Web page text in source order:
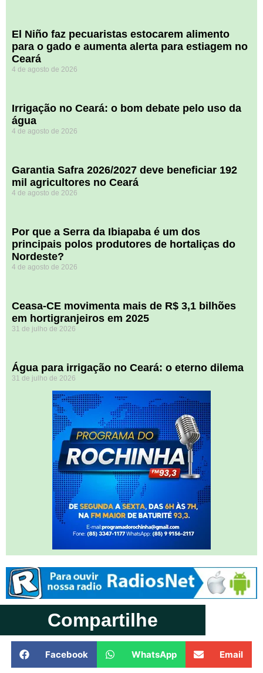
El Niño faz pecuaristas estocarem alimento
para o gado e aumenta alerta para estiagem no
Ceará
4 de agosto de 2026
Irrigação no Ceará: o bom debate pelo uso da
água
4 de agosto de 2026
Garantia Safra 2026/2027 deve beneficiar 192
mil agricultores no Ceará
4 de agosto de 2026
Por que a Serra da Ibiapaba é um dos
principais polos produtores de hortaliças do
Nordeste?
4 de agosto de 2026
Ceasa-CE movimenta mais de R$ 3,1 bilhões
em hortigranjeiros em 2025
31 de julho de 2026
Água para irrigação no Ceará: o eterno dilema
31 de julho de 2026
Compartilhe
Facebook WhatsApp Email